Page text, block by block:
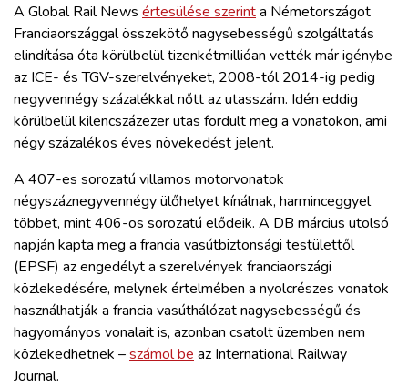
A Global Rail News értesülése szerinta Németországot
Franciaországgal összekötő nagysebességű szolgáltatás
elindítása óta körülbelül tizenkétmillióan vették már igénybe
az ICE- és TGV-szerelvényeket, 2008-tól 2014-ig pedig
negyvennégy százalékkal nőtt az utasszám. Idén eddig
körülbelül kilencszázezer utas fordult meg a vonatokon, ami
négy százalékos éves növekedést jelent.
A 407-es sorozatú villamos motorvonatok
négyszáznegyvennégy ülőhelyet kínálnak, harminceggyel
többet, mint 406-os sorozatú elődeik. A DB március utolsó
napján kapta meg a francia vasútbiztonsági testülettől
(EPSF) az engedélyt a szerelvények franciaországi
közlekedésére, melynek értelmében a nyolcrészes vonatok
használhatják a francia vasúthálózat nagysebességű és
hagyományos vonalait is, azonban csatolt üzemben nem
közlekedhetnek –számol be az International Railway
Journal.